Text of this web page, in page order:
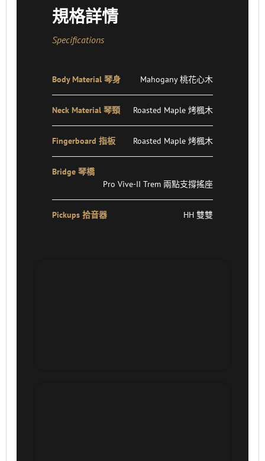
規格詳情
Specifications
Body Material 琴身 Mahogany 桃花心木
Neck Material 琴頸 Roasted Maple 烤楓木
Fingerboard 指板 Roasted Maple 烤楓木
Bridge 琴橋
Pro Vive-II Trem 兩點支撐搖座
Pickups 拾音器 HH 雙雙